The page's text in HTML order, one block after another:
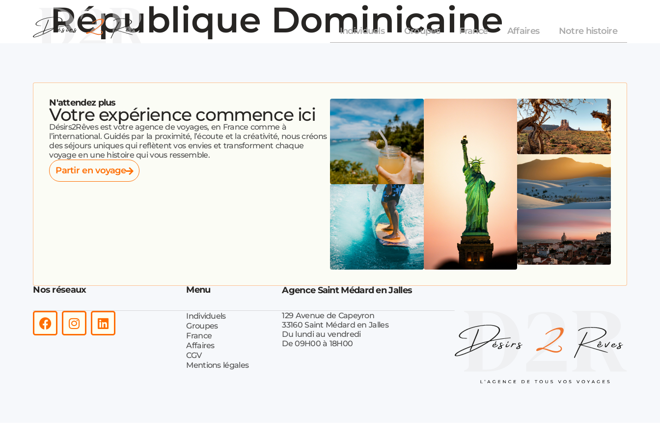
Individuels Groupes France Affaires Notre histoire
République Dominicaine
N'attendez plus
Votre expérience commence ici
Désirs2Rêves est votre agence de voyages, en France comme à
l’international. Guidés par la proximité, l’écoute et la créativité, nous créons
des séjours uniques qui reflètent vos envies et transforment chaque
voyage en une histoire qui vous ressemble.
Partir en voyage
Nos réseaux Menu
Individuels
Groupes
France
Affaires
CGV
Mentions légales
Agence Saint Médard en Jalles
129 Avenue de Capeyron
33160 Saint Médard en Jalles
Du lundi au vendredi
De 09H00 à 18H00